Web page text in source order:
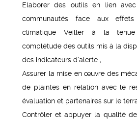
Elaborer des outils en lien
communautés face aux
climatique Veiller à la
complétude des outils mis à la
des indicateurs d’alerte ;
Assurer la mise en œuvre des
de plaintes en relation avec le
évaluation et partenaires sur le
Contrôler et appuyer la qualité